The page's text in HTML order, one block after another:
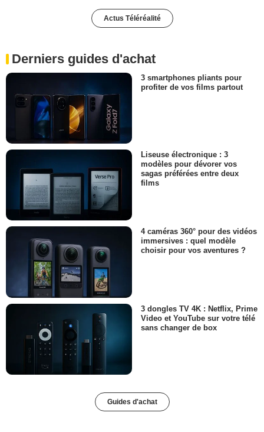
Actus Téléréalité
Derniers guides d'achat
3 smartphones pliants pour
profiter de vos films partout
Liseuse électronique : 3
modèles pour dévorer vos
sagas préférées entre deux
films
4 caméras 360° pour des vidéos
immersives : quel modèle
choisir pour vos aventures ?
3 dongles TV 4K : Netflix, Prime
Video et YouTube sur votre télé
sans changer de box
Guides d'achat